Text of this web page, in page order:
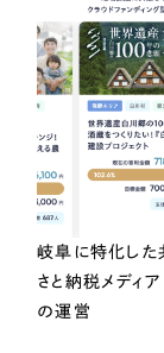
岐阜に特化した
さと納税メディア
の運営